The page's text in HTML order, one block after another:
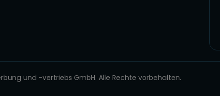
und -vertriebs GmbH. Alle Rechte vorbehalten.